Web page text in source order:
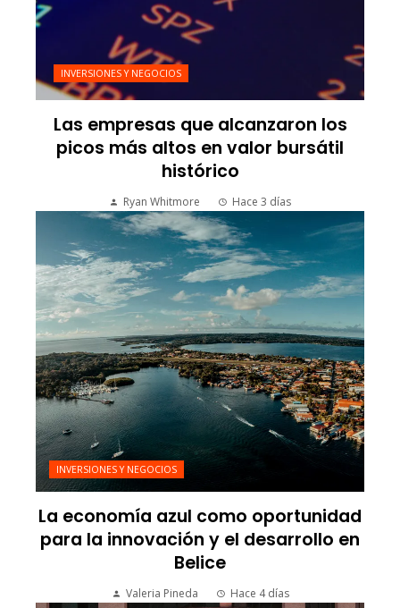
INVERSIONES Y NEGOCIOS
Las empresas que alcanzaron los
picos más altos en valor bursátil
histórico
Ryan Whitmore Hace 3 días
INVERSIONES Y NEGOCIOS
La economía azul como oportunidad
para la innovación y el desarrollo en
Belice
Valeria Pineda Hace 4 días